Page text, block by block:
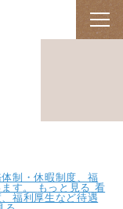
制・休暇制度、福
す。
もっと見る 看
福利厚生など待遇